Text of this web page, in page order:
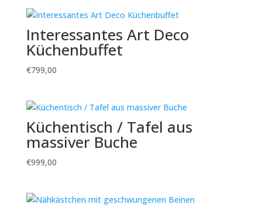
Interessantes Art Deco
Küchenbuffet
€799,00
Küchentisch / Tafel aus
massiver Buche
€999,00